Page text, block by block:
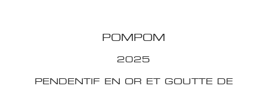
POMPOM
2025
PENDENTIF EN OR ET GOUTTE DE